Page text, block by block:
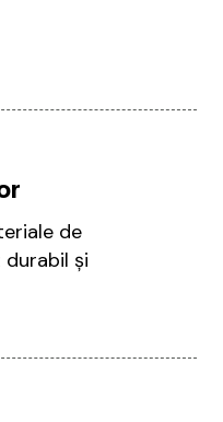
de
și